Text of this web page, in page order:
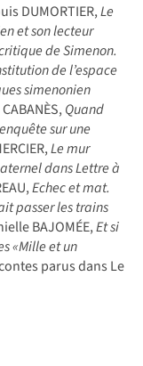
DUMORTIER,Le
et son lecteur
de Simenon.
de l’espace
simenonien
Quand
sur une
Le mur
dans Lettre à
Echec et mat.
passer les trains
BAJOMÉE,Et si
«Mille et un
parus dans Le